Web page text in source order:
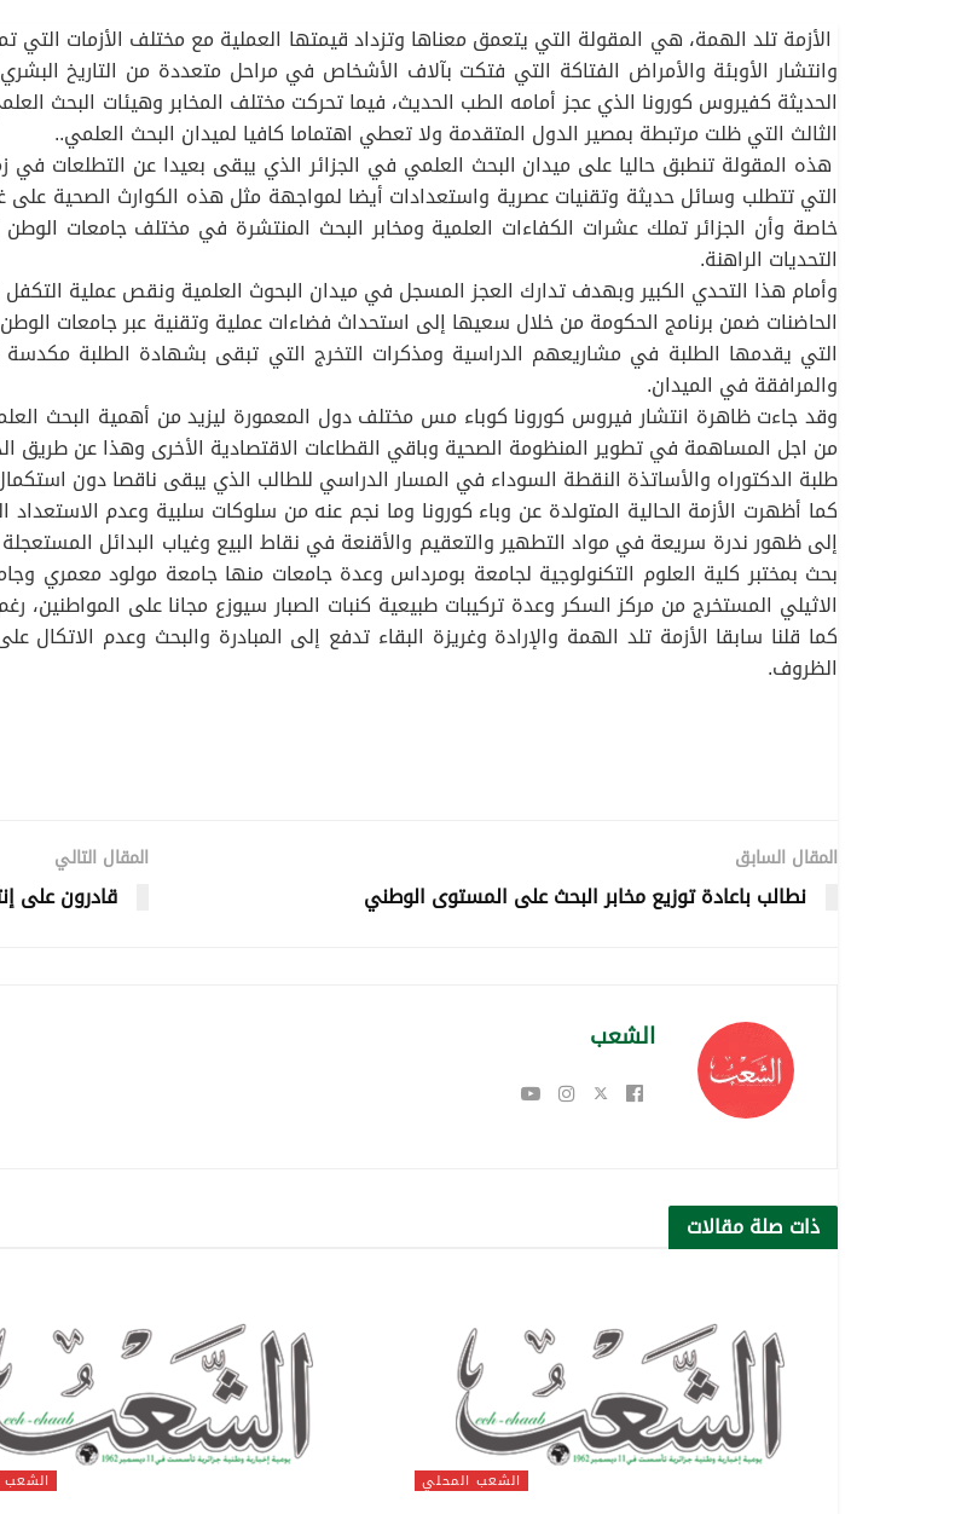
الأزمة تلد الهمة، هي المقولة التي يتعمق معناها وتزداد قيمتها العملية مع مختلف الأزمات التي
وانتشار الأوبئة والأمراض الفتاكة التي فتكت بآلاف الأشخاص في مراحل متعددة من التاريخ البشري
الحديثة كفيروس كورونا الذي عجز أمامه الطب الحديث، فيما تحركت مختلف المخابر وهيئات البحث
الثالث التي ظلت مرتبطة بمصير الدول المتقدمة ولا تعطي اهتماما كافيا لميدان البحث العلمي..
هذه المقولة تنطبق حاليا على ميدان البحث العلمي في الجزائر الذي يبقى بعيدا عن التطلعات في
التي تتطلب وسائل حديثة وتقنيات عصرية واستعدادات أيضا لمواجهة مثل هذه الكوارث الصحية على
خاصة وأن الجزائر تملك عشرات الكفاءات العلمية ومخابر البحث المنتشرة في مختلف جامعات
التحديات الراهنة.
وأمام هذا التحدي الكبير وبهدف تدارك العجز المسجل في ميدان البحوث العلمية ونقص عملية
الحاضنات ضمن برنامج الحكومة من خلال سعيها إلى استحداث فضاءات عملية وتقنية عبر جامعات
التي يقدمها الطلبة في مشاريعهم الدراسية ومذكرات التخرج التي تبقى بشهادة الطلبة
والمرافقة في الميدان.
وقد جاءت ظاهرة انتشار فيروس كورونا كوباء مس مختلف دول المعمورة ليزيد من أهمية البحث
من اجل المساهمة في تطوير المنظومة الصحية وباقي القطاعات الاقتصادية الأخرى وهذا عن طريق
طلبة الدكتوراه والأساتذة النقطة السوداء في المسار الدراسي للطالب الذي يبقى ناقصا دون
كما أظهرت الأزمة الحالية المتولدة عن وباء كورونا وما نجم عنه من سلوكات سلبية وعدم
إلى ظهور ندرة سريعة في مواد التطهير والتعقيم والأقنعة في نقاط البيع وغياب البدائل
بحث بمختبر كلية العلوم التكنولوجية لجامعة بومرداس وعدة جامعات منها جامعة مولود معمري
الاثيلي المستخرج من مركز السكر وعدة تركيبات طبيعية كنبات الصبار سيوزع مجانا على
كما قلنا سابقا الأزمة تلد الهمة والإرادة وغريزة البقاء تدفع إلى المبادرة والبحث وعدم
الظروف.
المقال السابق
نطالب باعادة توزيع مخابر البحث على المستوى الوطني
المقال التالي
قادرون على
الشعب
ذات صلةمقالات
الشعب المحلي الشعب